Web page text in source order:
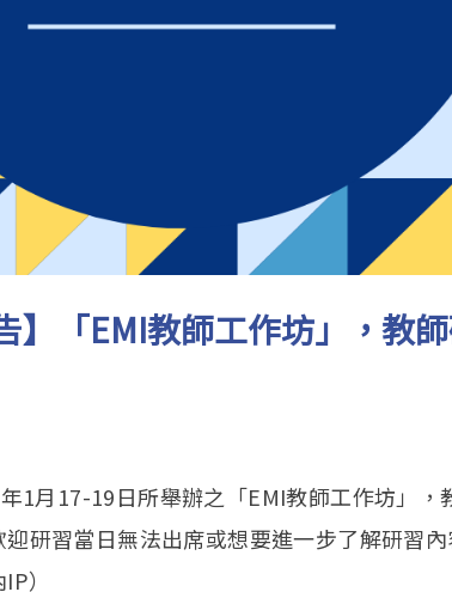
】「EMI教師工作坊」，教
1月17-19日所舉辦之「EMI教師工作坊」，
研習當日無法出席或想要進一步了解研習
）